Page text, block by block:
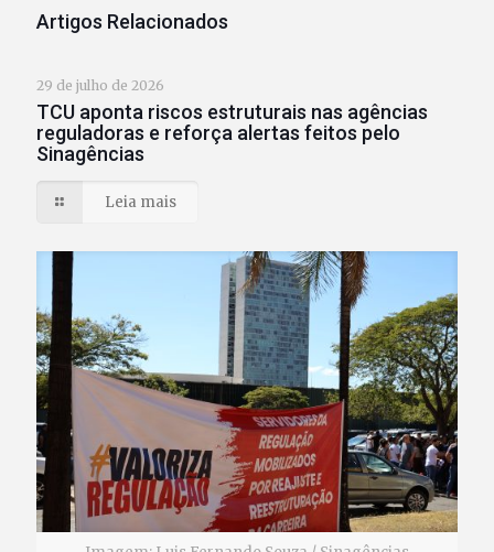
Artigos Relacionados
29 de julho de 2026
TCU aponta riscos estruturais nas agências
reguladoras e reforça alertas feitos pelo
Sinagências
Leia mais